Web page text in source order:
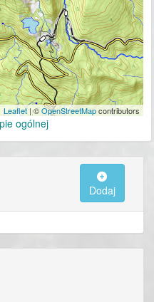
Leaflet | ©OpenStreetMapcontributors
ogólnej
Dodaj